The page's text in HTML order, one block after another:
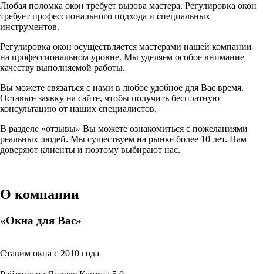
Любая поломка окон требует вызова мастера. Регулировка окон
требует профессионального подхода и специальных
инструментов.
Регулировка окон осуществляется мастерами нашей компании
на профессиональном уровне. Мы уделяем особое внимание
качеству выполняемой работы.
Вы можете связаться с нами в любое удобное для Вас время.
Оставьте заявку на сайте, чтобы получить бесплатную
консультацию от наших специалистов.
В разделе «отзывы» Вы можете ознакомиться с пожеланиями
реальных людей. Мы существуем на рынке более 10 лет. Нам
доверяют клиенты и поэтому выбирают нас.
О компании
«Окна для Вас»
Ставим окна с 2010 года